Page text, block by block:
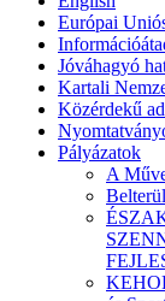
Európai
Jóváhagyó
Kartali
Közérdekű
Pályázatok
A